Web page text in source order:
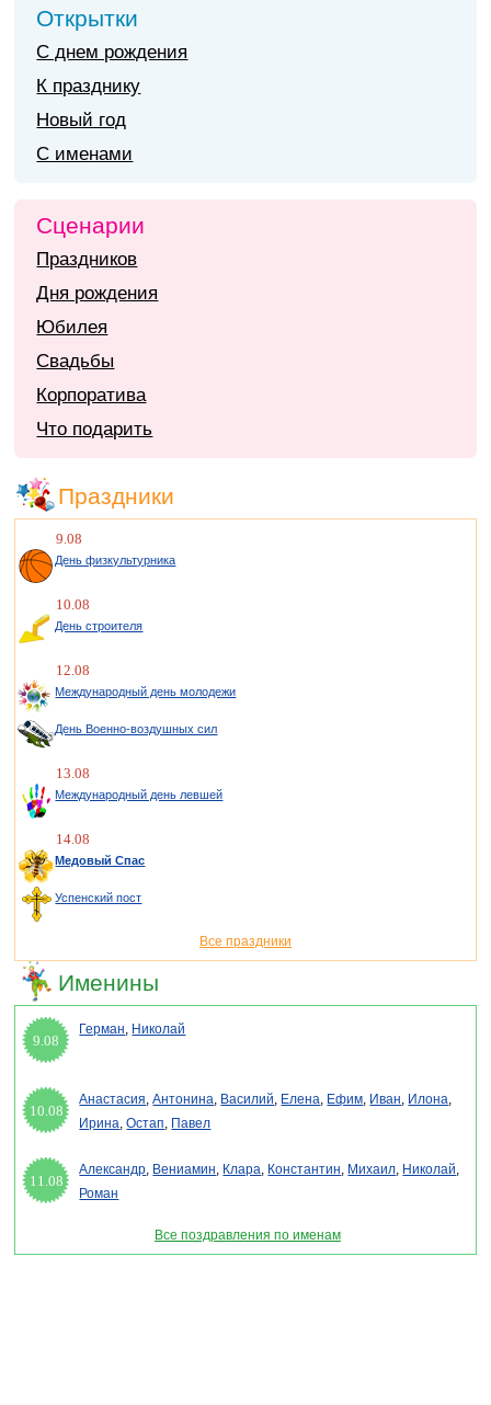
Открытки
С днем рождения
К празднику
Новый год
С именами
Сценарии
Праздников
Дня рождения
Юбилея
Свадьбы
Корпоратива
Что подарить
Праздники
9.08
День физкультурника
10.08
День строителя
12.08
Международный день молодежи
День Военно-воздушных сил
13.08
Международный день левшей
14.08
Медовый Спас
Успенский пост
Все праздники
Именины
9.08
Герман, Николай
10.08
Анастасия,Антонина, Василий, Елена, Ефим, Иван, Илона,
Ирина,Остап, Павел
11.08
Александр, Вениамин, Клара, Константин, Михаил, Николай,
Роман
Все поздравления по именам